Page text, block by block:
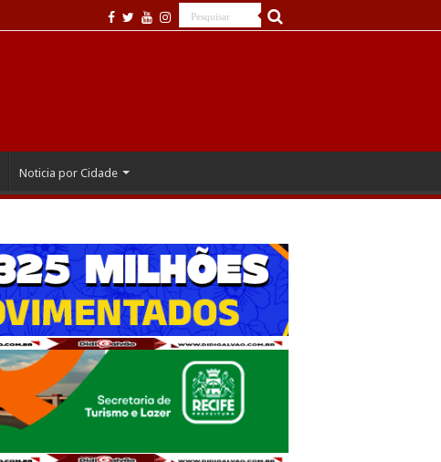
Noticia por Cidade